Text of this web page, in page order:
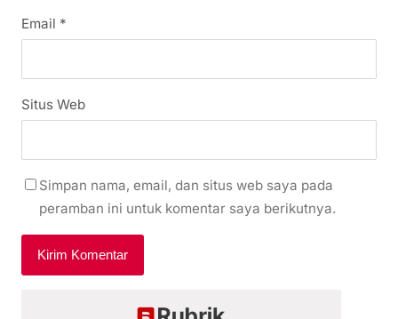
Email *
Situs Web
Simpan nama, email, dan situs web saya pada
peramban ini untuk komentar saya berikutnya.